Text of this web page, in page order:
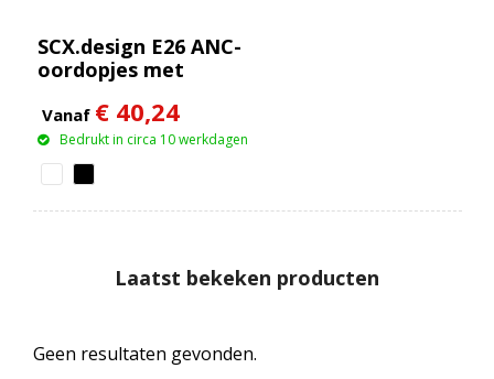
SCX.design E26 ANC-
oordopjes met
interactief
touchscreen
Vanaf € 40,24
Bedrukt in circa 10 werkdagen
Laatst bekeken producten
Geen resultaten gevonden.